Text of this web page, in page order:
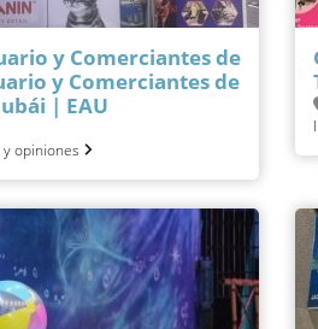
y Comerciantes de
y Comerciantes de
| EAU
opiniones